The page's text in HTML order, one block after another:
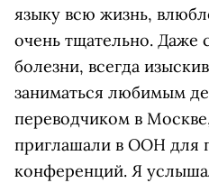
языку всю жизнь,
очень тщательно. Даже
болезни, всегда
заниматься любимым
переводчиком в
приглашали в ООН для
конференций. Я